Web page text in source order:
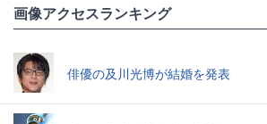
画像アクセスランキング
俳優の及川光博が結婚を発表